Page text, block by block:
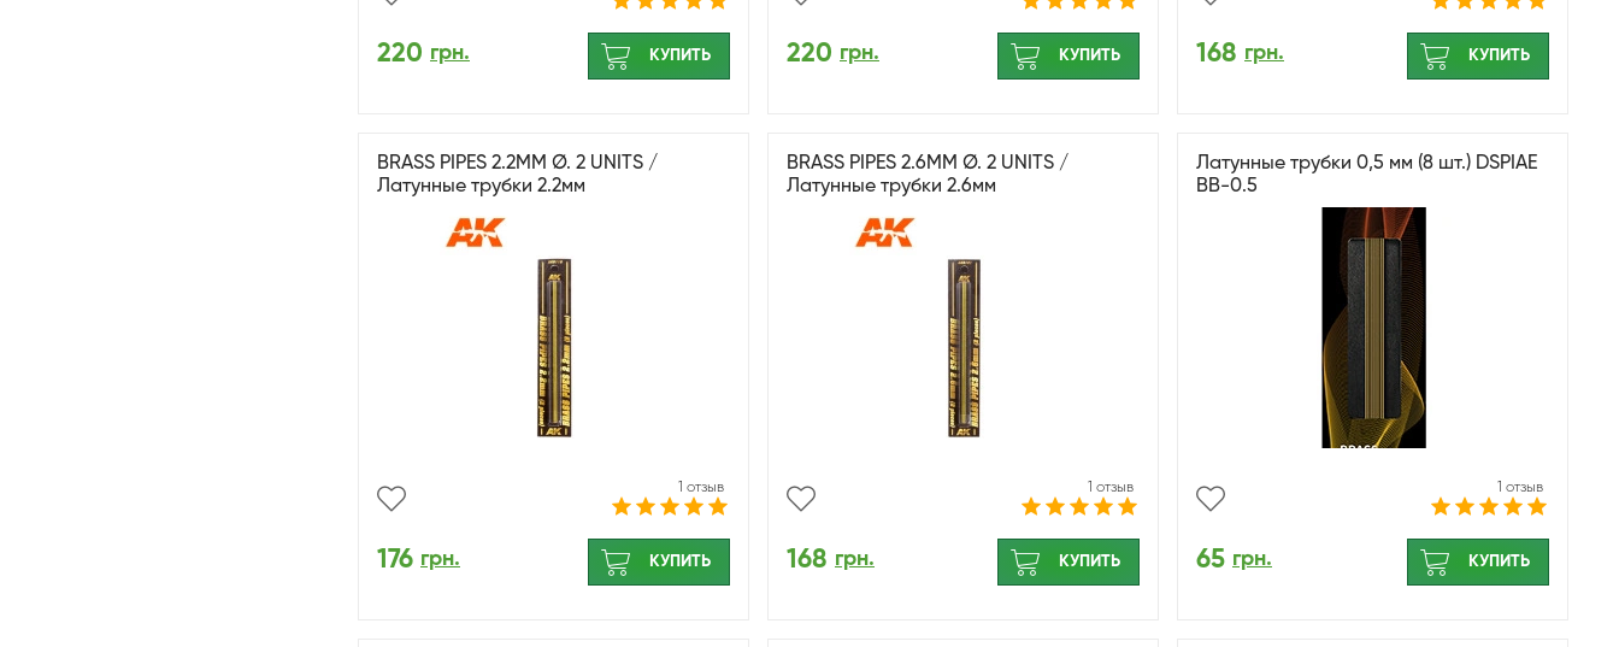
220 грн. КУПИТЬ 220 грн. КУПИТЬ 168 грн. КУПИТЬ
BRASS PIPES 2.2MM Ø. 2 UNITS /
Латунные трубки 2.2мм
1 отзыв
176 грн. КУПИТЬ
BRASS PIPES 2.6MM Ø. 2 UNITS /
Латунные трубки 2.6мм
1 отзыв
168 грн. КУПИТЬ
Латунные трубки 0,5 мм (8 шт.) DSPIAE
BB-0.5
1 отзыв
65 грн. КУПИТЬ